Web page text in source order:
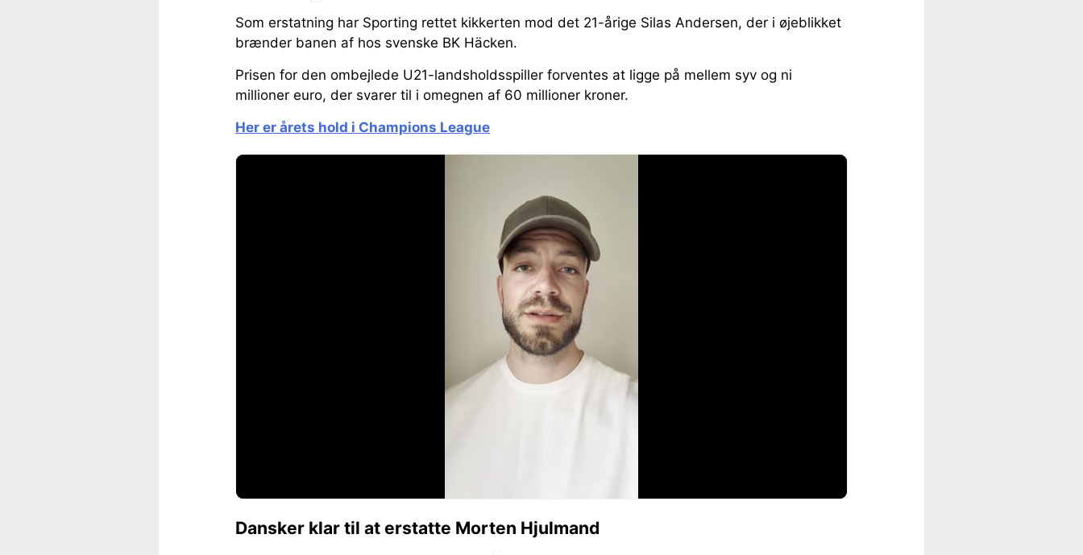
Som erstatning har Sporting rettet kikkerten mod det 21-årige Silas Andersen, der i øjeblikket
brænder banen af hos svenske BK Häcken.
Prisen for den ombejlede U21-landsholdsspiller forventes at ligge på mellem syv og ni
millioner euro, der svarer til i omegnen af 60 millioner kroner.
Her er årets hold i Champions League
Dansker klar til at erstatte Morten Hjulmand